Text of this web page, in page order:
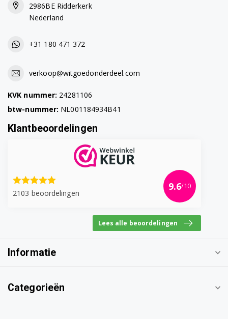
2986BE Ridderkerk
Nederland
+31 180 471 372
verkoop@witgoedonderdeel.com
KVK nummer: 24281106
btw-nummer: NL001184934B41
Klantbeoordelingen
2103 beoordelingen
9.6/10
Lees alle beoordelingen
Informatie
Categorieën